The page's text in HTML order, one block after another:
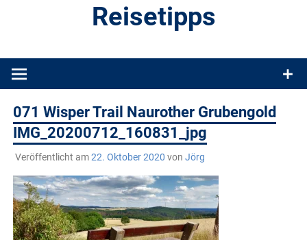
Reisetipps
Produkttests und Buchrezensionen. Ein Blog für alle, die gern
071 Wisper Trail Naurother Grubengold
IMG_20200712_160831_jpg
Veröffentlicht am22. Oktober 2020 von Jörg